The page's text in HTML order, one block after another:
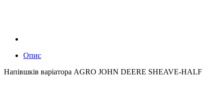
Опис
Напівшків варіатора AGRO JOHN DEERE SHEAVE-HALF